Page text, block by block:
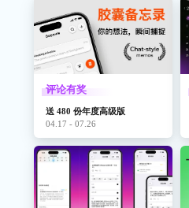
评论有奖
送 480 份年度高级版
04.17 - 07.26